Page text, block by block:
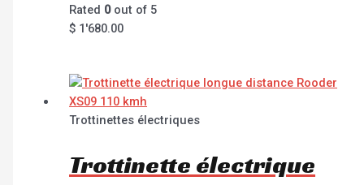
Rated 0out of 5
$ 1'680.00
Trottinettes électriques
Trottinette électrique